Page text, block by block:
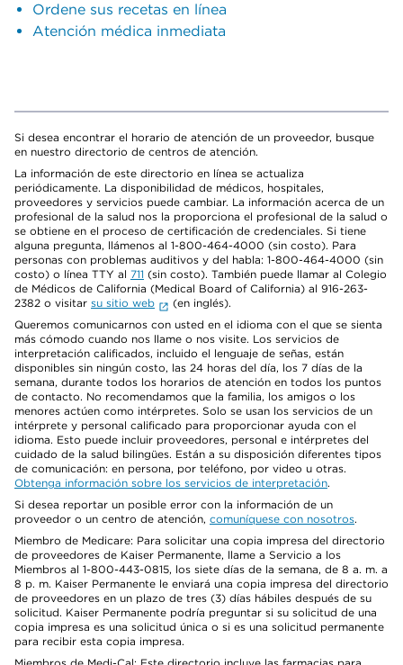
Ordene sus recetas en línea
Atención médica inmediata
Si desea encontrar el horario de atención de un proveedor, busque
en nuestro directorio de centros de atención.
La información de este directorio en línea se actualiza
periódicamente. La disponibilidad de médicos, hospitales,
proveedores y servicios puede cambiar. La información acerca de un
profesional de la salud nos la proporciona el profesional de la salud o
se obtiene en el proceso de certificación de credenciales. Si tiene
alguna pregunta, llámenos al 1-800-464-4000 (sin costo). Para
personas con problemas auditivos y del habla: 1-800-464-4000 (sin
costo) o línea TTY al 711 (sin costo). También puede llamar al Colegio
de Médicos de California (Medical Board of California) al 916-263-
2382 o visitar su sitio web
(en inglés).
Queremos comunicarnos con usted en el idioma con el que se sienta
más cómodo cuando nos llame o nos visite. Los servicios de
interpretación calificados, incluido el lenguaje de señas, están
disponibles sin ningún costo, las 24 horas del día, los 7 días de la
semana, durante todos los horarios de atención en todos los puntos
de contacto. No recomendamos que la familia, los amigos o los
menores actúen como intérpretes. Solo se usan los servicios de un
intérprete y personal calificado para proporcionar ayuda con el
idioma. Esto puede incluir proveedores, personal e intérpretes del
cuidado de la salud bilingües. Están a su disposición diferentes tipos
de comunicación: en persona, por teléfono, por video u otras.
Obtenga información sobre los servicios de interpretación.
Si desea reportar un posible error con la información de un
proveedor o un centro de atención, comuníquese con nosotros.
Miembro de Medicare: Para solicitar una copia impresa del directorio
de proveedores de Kaiser Permanente, llame a Servicio a los
Miembros al 1-800-443-0815, los siete días de la semana, de 8 a. m. a
8 p. m. Kaiser Permanente le enviará una copia impresa del directorio
de proveedores en un plazo de tres (3) días hábiles después de su
solicitud. Kaiser Permanente podría preguntar si su solicitud de una
copia impresa es una solicitud única o si es una solicitud permanente
para recibir esta copia impresa.